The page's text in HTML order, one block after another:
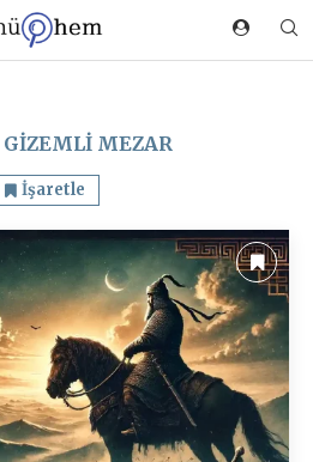
GIZEMLI MEZAR
İşaretle